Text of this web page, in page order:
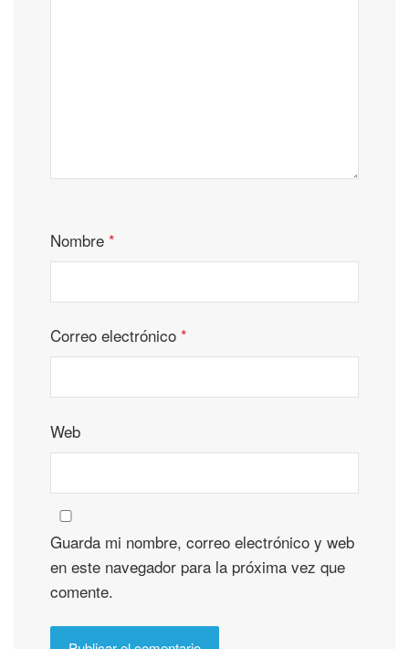
Nombre *
Correo electrónico *
Web
Guarda mi nombre, correo electrónico y web
en este navegador para la próxima vez que
comente.